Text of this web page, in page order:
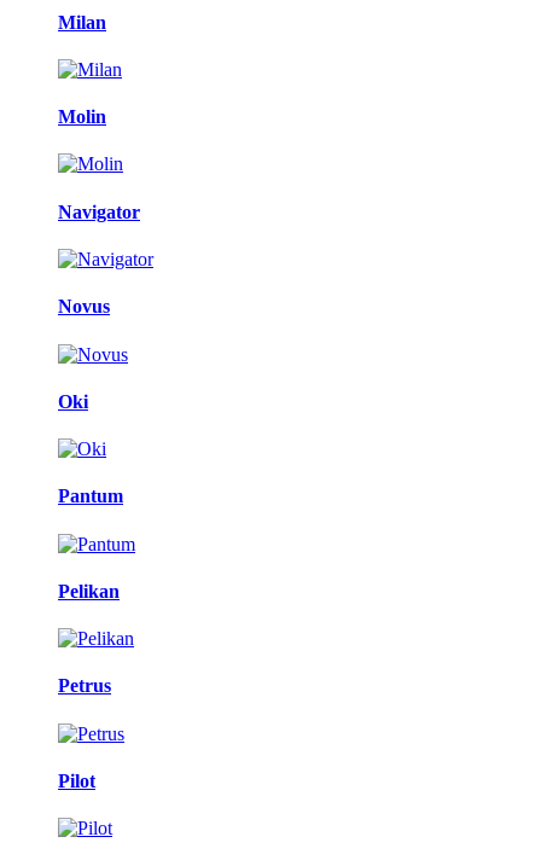
Milan
Molin
Navigator
Novus
Oki
Pantum
Pelikan
Petrus
Pilot